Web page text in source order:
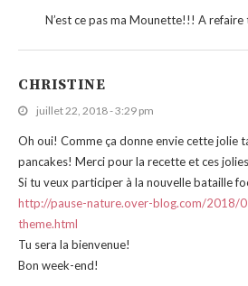
N’est ce pas ma Mounette!!! A refaire
CHRISTINE
juillet 22, 2018 - 3:29 pm
Oh oui! Comme ça donne envie cette jolie
pancakes! Merci pour la recette et ces
Si tu veux participer à la nouvelle bataille
http://pause-nature.over-blog.com/2018/
theme.html
Tu sera la bienvenue!
Bon week-end!